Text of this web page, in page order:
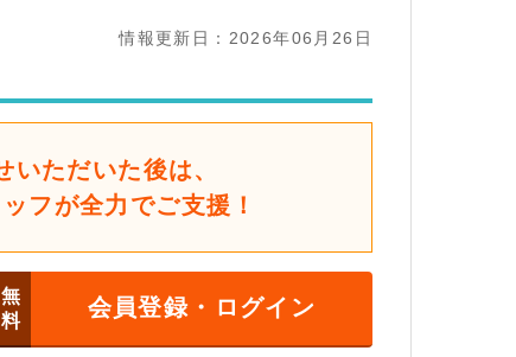
情報更新日：2026年06月26日
いただいた後は、
フが全力でご支援！
無
料
会員登録・ログイン